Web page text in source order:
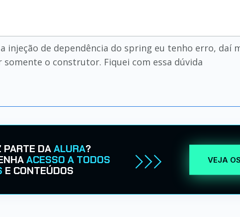
injeção de dependência do spring eu tenho erro, daí
o construtor. Fiquei com essa dúvida
PARTE DAALURA?
ACESSO A TODOS
E CONTEÚDOS
VEJA